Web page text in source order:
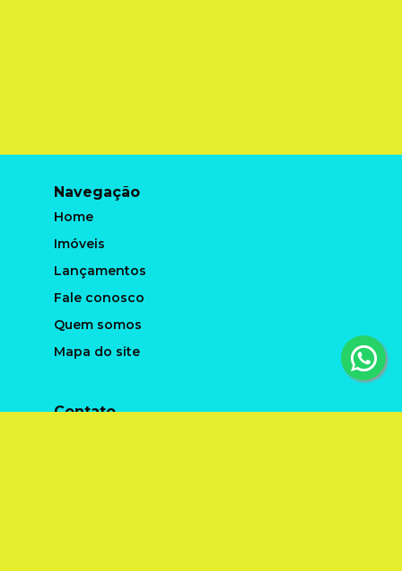
Navegação
Home
Imóveis
Lançamentos
Fale conosco
Quem somos
Mapa do site
Contato